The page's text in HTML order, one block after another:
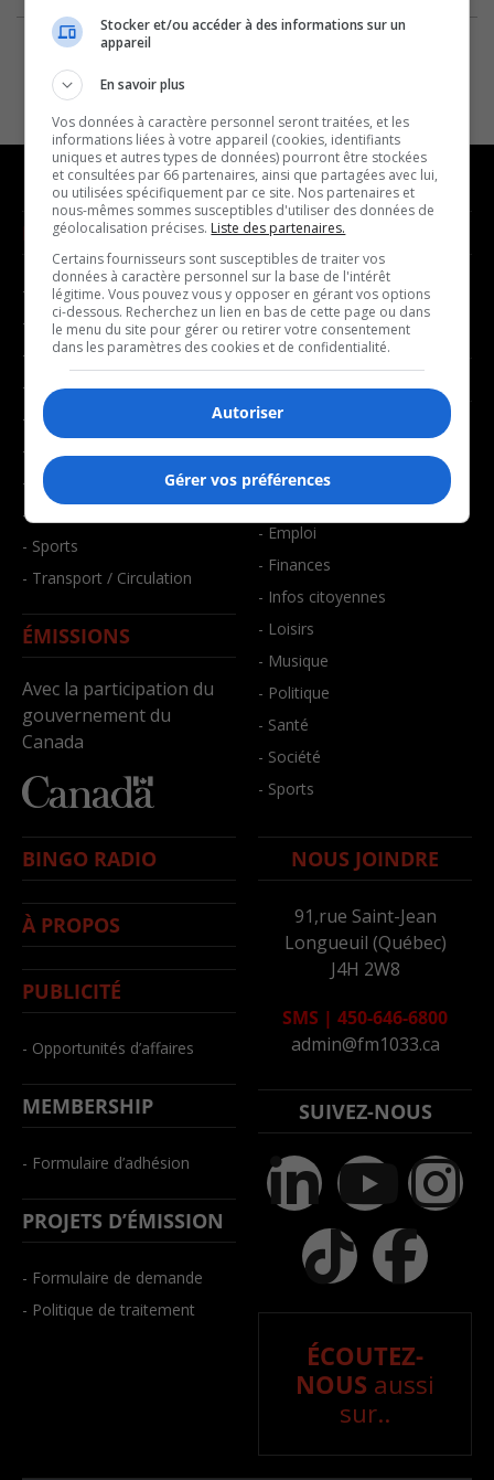
NOUVELLES
- Affaires municipales
- Communauté / Social
- Culture
- Économie
- Éducation
- Environnement
- Faits divers
- Santé et bien-être
- Sports
- Transport / Circulation
ÉMISSIONS
Avec la participation du
gouvernement du
Canada
MUSIQUE
- Décompte franco
- Joué récemment
BALADOS
- Affaires
- Art de vivre
- Bien-être
- Emploi
- Finances
- Infos citoyennes
- Loisirs
- Musique
- Politique
- Santé
- Société
- Sports
BINGO RADIO
À PROPOS
PUBLICITÉ
- Opportunités d’affaires
MEMBERSHIP
- Formulaire d’adhésion
PROJETS D’ÉMISSION
- Formulaire de demande
- Politique de traitement
NOUS JOINDRE
91,rue Saint-Jean
Longueuil (Québec)
J4H 2W8
SMS | 450-646-6800
admin@fm1033.ca
SUIVEZ-NOUS
ÉCOUTEZ-
NOUS aussi
sur..
Stocker et/ou accéder à des informations sur un
appareil
En savoir plus
Vos données à caractère personnel seront traitées, et les
informations liées à votre appareil (cookies, identifiants
uniques et autres types de données) pourront être stockées
et consultées par 66 partenaires, ainsi que partagées avec lui,
ou utilisées spécifiquement par ce site. Nos partenaires et
nous-mêmes sommes susceptibles d'utiliser des données de
géolocalisation précises. Liste des partenaires.
Certains fournisseurs sont susceptibles de traiter vos
données à caractère personnel sur la base de l'intérêt
légitime. Vous pouvez vous y opposer en gérant vos options
ci-dessous. Recherchez un lien en bas de cette page ou dans
le menu du site pour gérer ou retirer votre consentement
dans les paramètres des cookies et de confidentialité.
Autoriser
Gérer vos préférences